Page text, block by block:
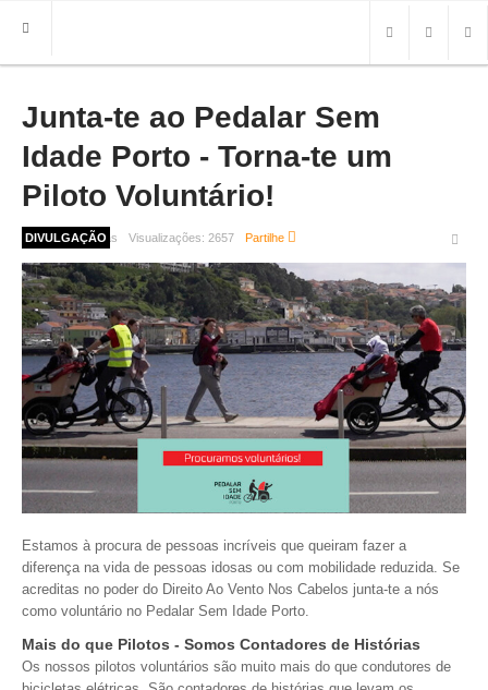
HOME
FREGUESIA
INFO
HISTÓRIA
MAPA
ROTEIRO TURÍSTICO
TRANSPORTES
CONTACTOS ÚTEIS
IMPRENSA
BRASÃO
AUTARQUIA
CONSTITUIÇÃO
PRESIDENTE
EXECUTIVO E PELOUROS
Junta-te ao Pedalar Sem
Idade Porto - Torna-te um
Piloto Voluntário!
DIVULGAÇÃO
1 ano 1 mês atrás Visualizações: 2657 Partilhe
Estamos à procura de pessoas incríveis que queiram fazer a
diferença na vida de pessoas idosas ou com mobilidade reduzida. Se
acreditas no poder do Direito Ao Vento Nos Cabelos junta-te a nós
como voluntário no Pedalar Sem Idade Porto.
Mais do que Pilotos - Somos Contadores de Histórias
Os nossos pilotos voluntários são muito mais do que condutores de